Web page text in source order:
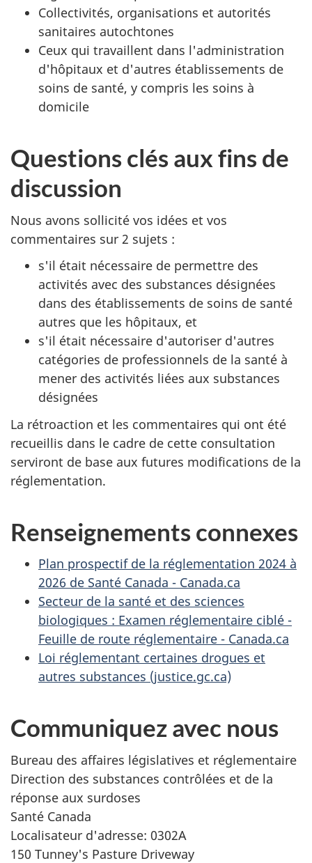
Collectivités, organisations et autorités
sanitaires autochtones
Ceux qui travaillent dans l'administration
d'hôpitaux et d'autres établissements de
soins de santé, y compris les soins à
domicile
Questions clés aux fins de
discussion
Nous avons sollicité vos idées et vos
commentaires sur 2 sujets :
s'il était nécessaire de permettre des
activités avec des substances désignées
dans des établissements de soins de santé
autres que les hôpitaux, et
s'il était nécessaire d'autoriser d'autres
catégories de professionnels de la santé à
mener des activités liées aux substances
désignées
La rétroaction et les commentaires qui ont été
recueillis dans le cadre de cette consultation
serviront de base aux futures modifications de la
réglementation.
Renseignements connexes
Plan prospectif de la réglementation 2024 à
2026 de Santé Canada - Canada.ca
Secteur de la santé et des sciences
biologiques : Examen réglementaire ciblé -
Feuille de route réglementaire - Canada.ca
Loi réglementant certaines drogues et
autres substances (justice.gc.ca)
Communiquez avec nous
Bureau des affaires législatives et réglementaire
Direction des substances contrôlées et de la
réponse aux surdoses
Santé Canada
Localisateur d'adresse: 0302A
150 Tunney's Pasture Driveway